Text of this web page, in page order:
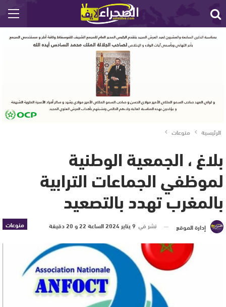
الرئيسية منوعات
بلاغ ، الجمعية الوطنية
لموظفي الجماعات الترابية
بالمغرب تهدد بالتصعيد
منوعات إدارة الموقع نشر في 9 يناير 2024 الساعة 22 و 20 دقيقة